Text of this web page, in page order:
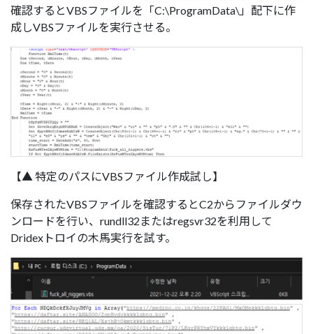
確認するとVBSファイルを「C:\ProgramData\」配下に作
成しVBSファイルを実行させる。
【▲ 特定のパスにVBSファイル作成試し】
保存されたVBSファイルを確認するとC2からファイルダウ
ンロードを行い、rundll32またはregsvr32を利用して
Dridexトロイの木馬実行を試す。